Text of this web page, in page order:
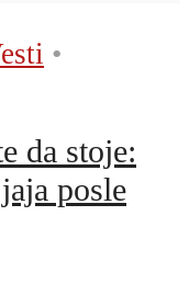
•
da stoje:
posle